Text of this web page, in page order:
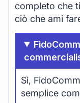
completo che
ciò che ami
Sì,
semplice